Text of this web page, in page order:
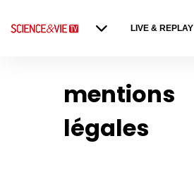
LIVE & REPLAY
mentions
légales